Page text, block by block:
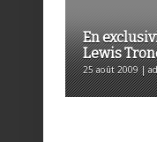
En
Lewis
25 août 2009 |